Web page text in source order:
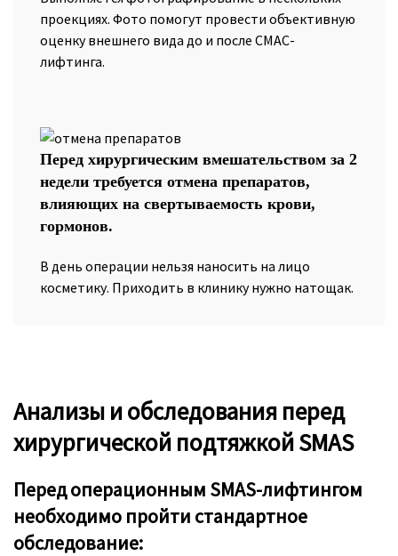
проекциях. Фото помогут провести объективную
оценку внешнего вида до и после СМАС-
лифтинга.
Перед хирургическим вмешательством за 2
недели требуется отмена препаратов,
влияющих на свертываемость крови,
гормонов.
В день операции нельзя наносить на лицо
косметику. Приходить в клинику нужно натощак.
Анализы и обследования перед
хирургической подтяжкой SMAS
Перед операционным SMAS-лифтингом
необходимо пройти стандартное
обследование: